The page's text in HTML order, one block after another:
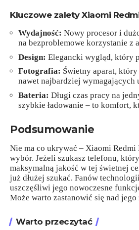
Kluczowe zalety Xiaomi
Wydajność: Nowy procesor i
na bezproblemowe korzystanie z
Design: Elegancki wygląd, który
Fotografia: Świetny aparat,
nawet najbardziej wymagających
Bateria: Długi czas pracy na
szybkie ładowanie – to komfort,
Podsumowanie
Nie ma co ukrywać – Xiaomi Redmi
wybór. Jeżeli szukasz telefonu,
maksymalną jakość w tej świetnej
już dłużej szukać. Fanów
uszczęśliwi jego nowoczesne
Może warto zastanowić się nad jego
Warto przeczytać